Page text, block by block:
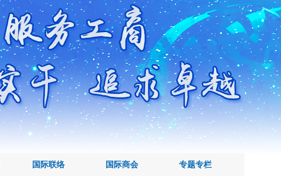
国际联络 国际商会 专题专栏